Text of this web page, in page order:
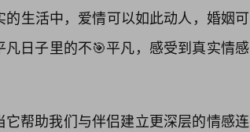
生活中，爱情可以如此动人，婚姻可
日子里的不🎯平凡，感受到真实情感
帮助我们与伴侣建立更深层的情感连